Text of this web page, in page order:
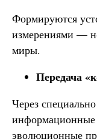
Формируются
измерениями —
миры.
Передача
Через
эволюционные